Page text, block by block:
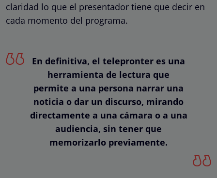
claridad lo que el presentador tiene que decir en
cada momento del programa.
En definitiva, el telepronter es una
herramienta de lectura que
permite a una persona narrar una
noticia o dar un discurso, mirando
directamente a una cámara o a una
audiencia, sin tener que
memorizarlo previamente.